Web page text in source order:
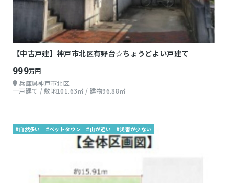
【中古戸建】神戸市北区有野台☆ちょうどよい戸建て
999万円
兵庫県神戸市北区
一戸建て / 敷地101.63㎡ / 建物96.88㎡
#自然多い #ベットタウン #山が近い #災害が少ない